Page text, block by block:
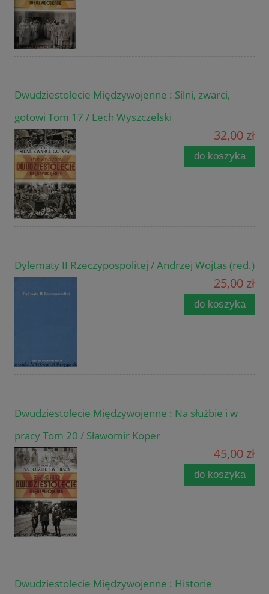
Dwudziestolecie Międzywojenne : Silni, zwarci,
gotowi Tom 17 / Lech Wyszczelski
32,00 zł
do koszyka
Dylematy II Rzeczypospolitej / Andrzej Wojtas (red.)
25,00 zł
do koszyka
Dwudziestolecie Międzywojenne : Na służbie i w
pracy Tom 20 / Sławomir Koper
45,00 zł
do koszyka
Dwudziestolecie Międzywojenne : Historie